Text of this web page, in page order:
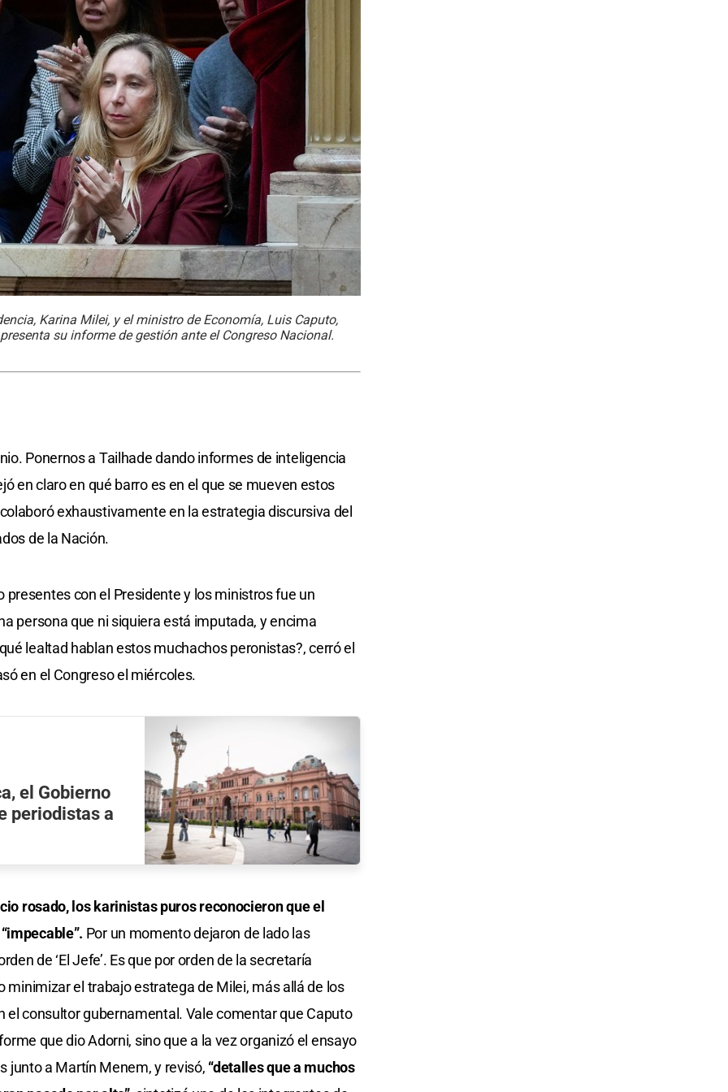
Karina Milei, y el ministro de Economía, Luis Caputo,
su informe de gestión ante el Congreso Nacional.
Ponernos a Tailhade dando informes de inteligencia
en claro en qué barro es en el que se mueven estos
exhaustivamente en la estrategia discursiva del
de la Nación.
con el Presidente y los ministros fue un
persona que ni siquiera está imputada, y encima
lealtad hablan estos muchachos peronistas?, cerró el
en el Congreso el miércoles.
el Gobierno
periodistas a
rosado, los karinistas puros reconocieron que el
Por un momento dejaron de lado las
de ‘El Jefe’. Es que por orden de la secretaría
minimizar el trabajo estratega de Milei, más allá de los
el consultor gubernamental. Vale comentar que Caputo
que dio Adorni, sino que a la vez organizó el ensayo
junto a Martín Menem, y revisó, “detalles que a muchos